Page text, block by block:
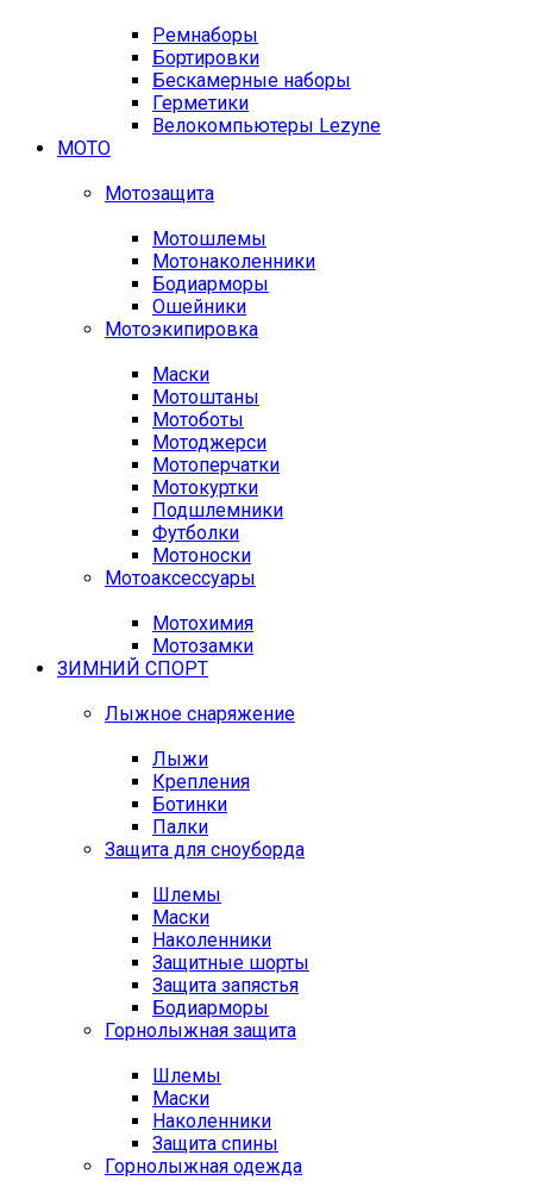
Ремнаборы
Бортировки
Бескамерные наборы
Герметики
Велокомпьютеры Lezyne
МОТО
Мотозащита
Мотошлемы
Мотонаколенники
Бодиарморы
Ошейники
Мотоэкипировка
Маски
Мотоштаны
Мотоботы
Мотоджерси
Мотоперчатки
Мотокуртки
Подшлемники
Футболки
Мотоноски
Мотоаксессуары
Мотохимия
Мотозамки
ЗИМНИЙ СПОРТ
Лыжное снаряжение
Лыжи
Крепления
Ботинки
Палки
Защита для сноуборда
Шлемы
Маски
Наколенники
Защитные шорты
Защита запястья
Бодиарморы
Горнолыжная защита
Шлемы
Маски
Наколенники
Защита спины
Горнолыжная одежда